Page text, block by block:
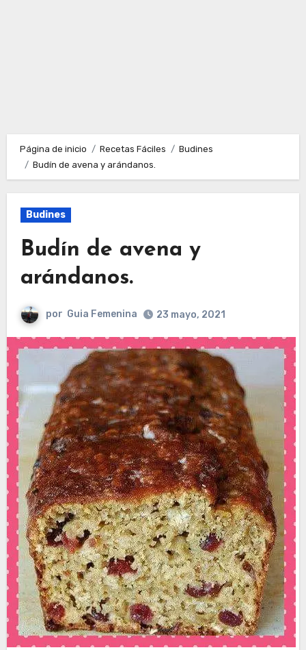
Página de inicio Recetas Fáciles
Budines
Budín de avena y arándanos.
Budines
Budín de avena y
arándanos.
por Guia Femenina 23 mayo, 2021